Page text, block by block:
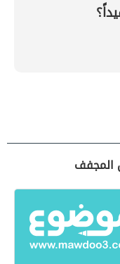
المجفف